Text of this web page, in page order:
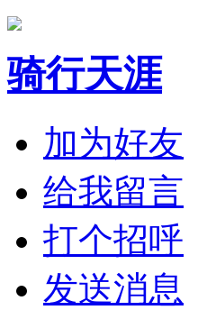
骑行天涯
加为好友
给我留言
打个招呼
发送消息